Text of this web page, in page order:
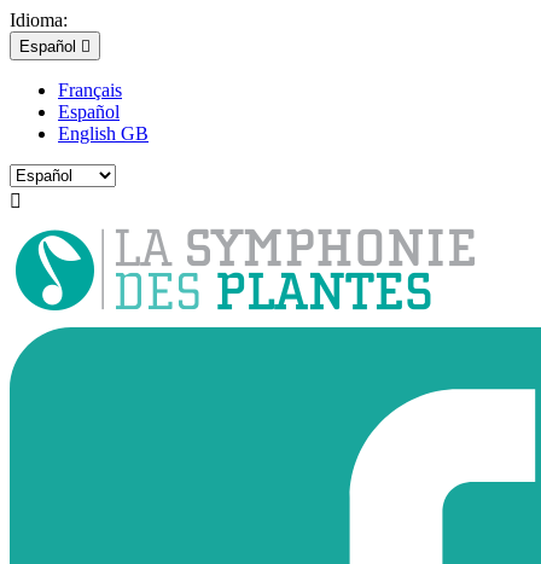
Idioma:
Español 
Français
Español
English GB
